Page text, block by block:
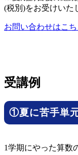
(税別)をお受けいた
お問い合わせはこち
受講例
①夏に苦手単
1学期にやった算